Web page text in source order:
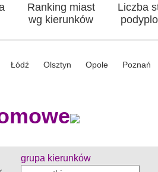
Ranking miast
wg kierunków
Liczba
Łódź Olsztyn Opole Poznań
grupa kierunków